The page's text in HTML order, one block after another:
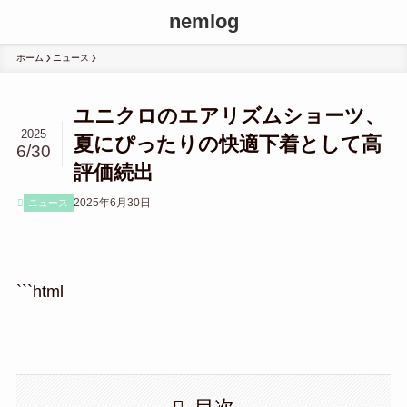
nemlog
ホーム ニュース
ユニクロのエアリズムショーツ、
夏にぴったりの快適下着として高
評価続出
2025
6/30
ニュース 2025年6月30日
```html